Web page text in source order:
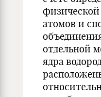
атомов и
отдельной
ядра